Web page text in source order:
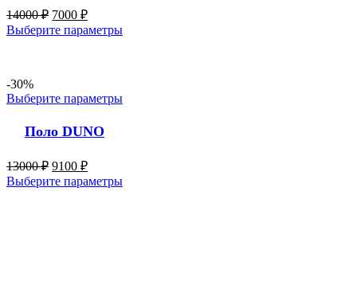
14000₽ 7000 ₽
Выберите параметры
-30%
Выберите параметры
Поло DUNO
13000₽ 9100 ₽
Выберите параметры